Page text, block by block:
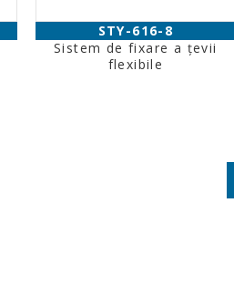
STY-616-8
Sistem de fixare a țevii
flexibile